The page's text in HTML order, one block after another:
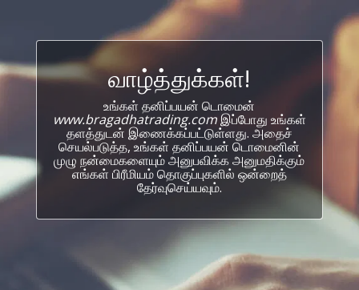
வாழ்த்துக்கள்!
உங்கள் தனிப்பயன் டொமைன்
www.bragadhatrading.comஇப்போது உங்கள்
தளத்துடன் இணைக்கப்பட்டுள்ளது. அதைச்
செயல்படுத்த, உங்கள் தனிப்பயன் டொமைனின்
முழு நன்மைகளையும் அனுபவிக்க அனுமதிக்கும்
எங்கள் பிரீமியம் தொகுப்புகளில் ஒன்றைத்
தேர்வுசெய்யவும்.